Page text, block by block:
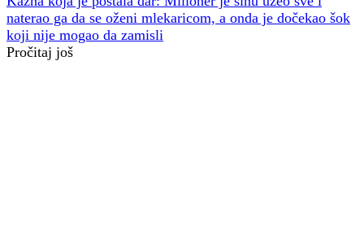
naterao ga da se oženi mlekaricom, a onda je dočekao šok
koji nije mogao da zamisli
Pročitaj još